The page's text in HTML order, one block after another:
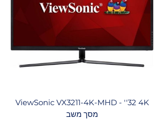
ViewSonic VX3211-4K-MHD - ''32 4K
מסך משב